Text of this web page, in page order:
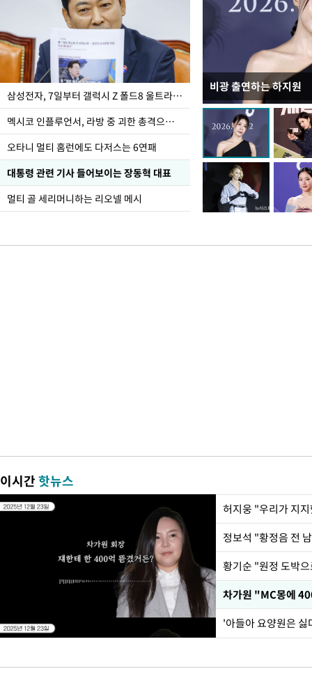
삼성전자, 7일부터 갤럭시 Z 폴드8 울트라·폴드8·플립8 출시
멕시코 인플루언서, 라방 중 괴한 총격으로 사망
오타니 멀티 홈런에도 다저스는 6연패
대통령 관련 기사 들어보이는 장동혁 대표
멀티 골 세리머니하는 리오넬 메시
비광 출연하는 하지원
이재명 대통령, "수사
선 다해 강구해야"
이시간핫뉴스
황기순 "원정 도박